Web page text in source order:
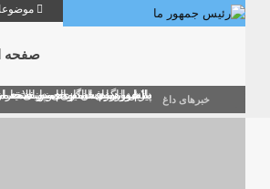
صفحه
خبرهای داغ منشور گفتمان امام و انقلاب - 7 /بخش دوم : شرح پیام ۱۰ خرداد ۱۳۶۹ امام خامنه ای/ فصل پنجم: حفظ عزّت و کرامت انقلابی
بازخوانی افشاگری سپهبد
دلایل اهمیت سیزدهمین
بیانات امام خامنه ای در
پیام نوروزی امام خامنه ای به